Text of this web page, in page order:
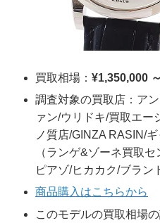
買取相場： ¥1,350,000
調査対象の買取店：ア
ァン/ウリドキ/買取エー
ノ質店/GINZA RASIN/
（ランゲ&ゾーネ買取
ピアゾ/ヒカカク/ブラン
商品購入はこちらから
このモデルの買取相場